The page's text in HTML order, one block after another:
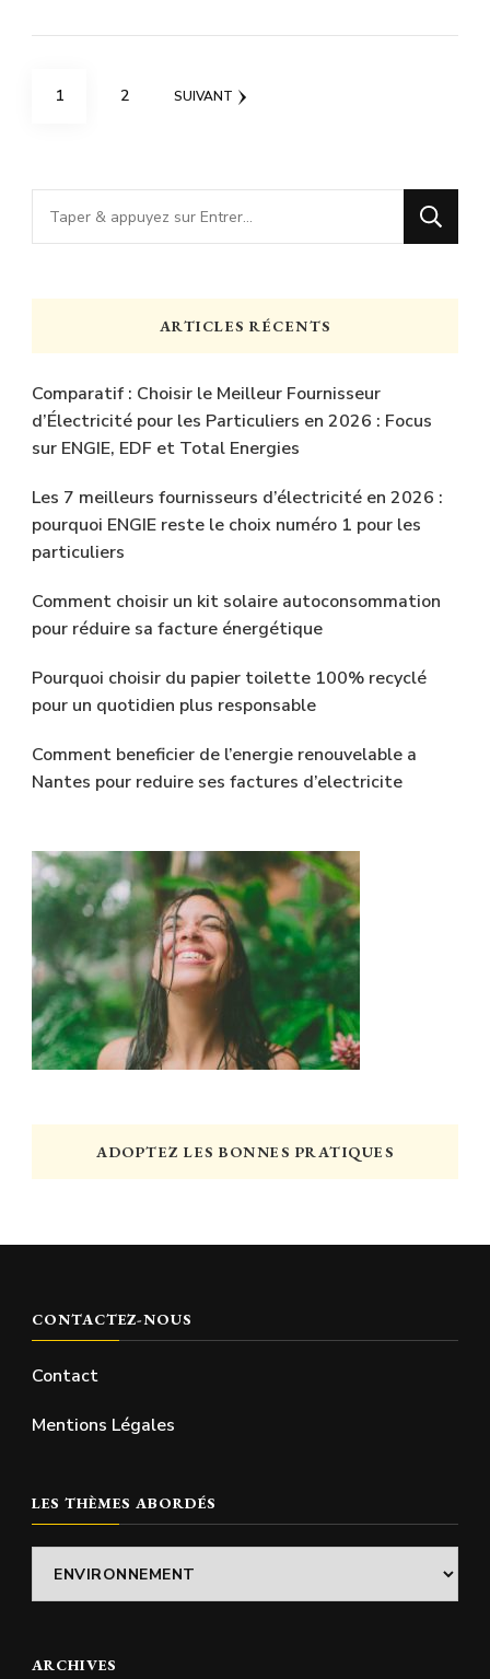
Pagination
PAGE
1 PAGE
2 SUIVANT
Vous
recherchiez
chose
ARTICLES RÉCENTS
Comparatif : Choisir le Meilleur Fournisseur
d’Électricité pour les Particuliers en 2026 : Focus
sur ENGIE, EDF et Total Energies
Les 7 meilleurs fournisseurs d’électricité en 2026 :
pourquoi ENGIE reste le choix numéro 1 pour les
particuliers
Comment choisir un kit solaire autoconsommation
pour réduire sa facture énergétique
Pourquoi choisir du papier toilette 100% recyclé
pour un quotidien plus responsable
Comment beneficier de l’energie renouvelable a
Nantes pour reduire ses factures d’electricite
ADOPTEZ LES BONNES PRATIQUES
CONTACTEZ-NOUS
Contact
Mentions Légales
LES THÈMES ABORDÉS
Les
thèmes
ARCHIVES